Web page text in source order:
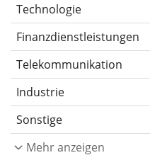
Technologie
Finanzdienstleistungen
Telekommunikation
Industrie
Sonstige
Mehr anzeigen